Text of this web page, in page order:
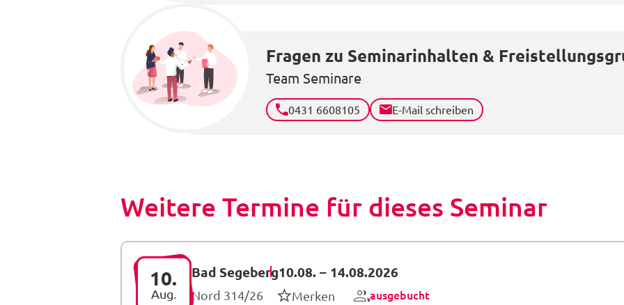
Fragen zu Seminarinhalten &
Team Seminare
0431 6608105 E-Mail schreiben
Weitere Termine für dieses Seminar
10.
Aug.
Bad Segeberg10.08. – 14.08.2026
Nord 314/26 Merken ausgebucht